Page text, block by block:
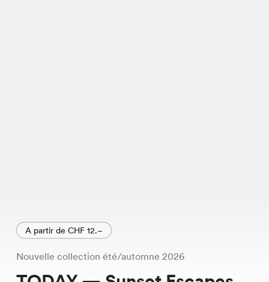
A partir de CHF 12.–
Nouvelle collection été/automne 2026